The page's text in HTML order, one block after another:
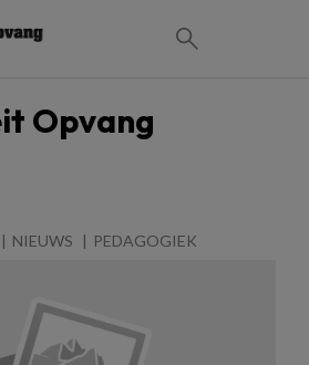
Opvang
NIEUWS PEDAGOGIEK